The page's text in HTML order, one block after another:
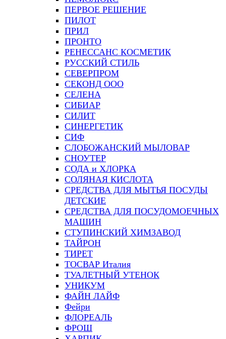
ПЕРВОЕ РЕШЕНИЕ
ПИЛОТ
ПРИЛ
ПРОНТО
РЕНЕССАНС КОСМЕТИК
РУССКИЙ СТИЛЬ
СЕВЕРПРОМ
СЕКОНД ООО
СЕЛЕНА
СИБИАР
СИЛИТ
СИНЕРГЕТИК
СИФ
СЛОБОЖАНСКИЙ МЫЛОВАР
СНОУТЕР
СОДА и ХЛОРКА
СОЛЯНАЯ КИСЛОТА
СРЕДСТВА ДЛЯ МЫТЬЯ ПОСУДЫ
ДЕТСКИЕ
СРЕДСТВА ДЛЯ ПОСУДОМОЕЧНЫХ
МАШИН
СТУПИНСКИЙ ХИМЗАВОД
ТАЙРОН
ТИРЕТ
ТОСВАР Италия
ТУАЛЕТНЫЙ УТЕНОК
УНИКУМ
ФАЙН ЛАЙФ
Фейри
ФЛОРЕАЛЬ
ФРОШ